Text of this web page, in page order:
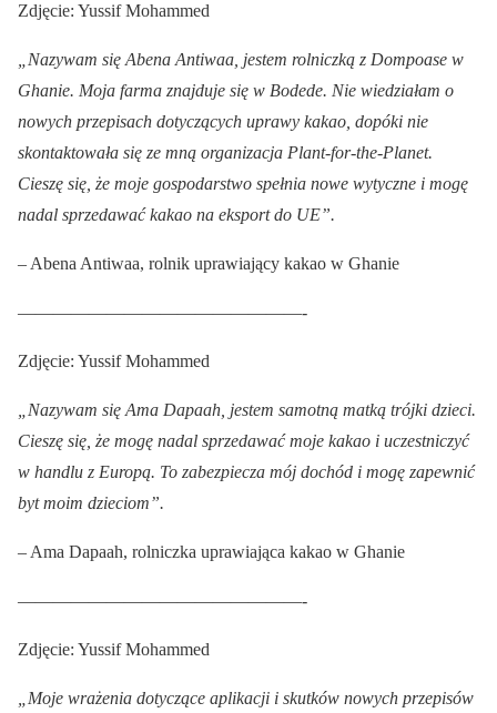
Zdjęcie: Yussif Mohammed
„Nazywam się Abena Antiwaa, jestem rolniczką z Dompoase w
Ghanie. Moja farma znajduje się w Bodede. Nie wiedziałam o
nowych przepisach dotyczących uprawy kakao, dopóki nie
skontaktowała się ze mną organizacja Plant-for-the-Planet.
Cieszę się, że moje gospodarstwo spełnia nowe wytyczne i mogę
nadal sprzedawać kakao na eksport do UE”.
– Abena Antiwaa, rolnik uprawiający kakao w Ghanie
————————————————-
Zdjęcie: Yussif Mohammed
„Nazywam się Ama Dapaah, jestem samotną matką trójki dzieci.
Cieszę się, że mogę nadal sprzedawać moje kakao i uczestniczyć
w handlu z Europą. To zabezpiecza mój dochód i mogę zapewnić
byt moim dzieciom”.
– Ama Dapaah, rolniczka uprawiająca kakao w Ghanie
————————————————-
Zdjęcie: Yussif Mohammed
„Moje wrażenia dotyczące aplikacji i skutków nowych przepisów